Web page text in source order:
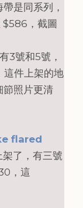
是同系列，
$586，截圖
3號和5號，
件上架的地
節照片更清
flared
了，有三號
，這